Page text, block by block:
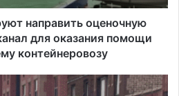
направить оценочную
для оказания помощи
контейнеровозу